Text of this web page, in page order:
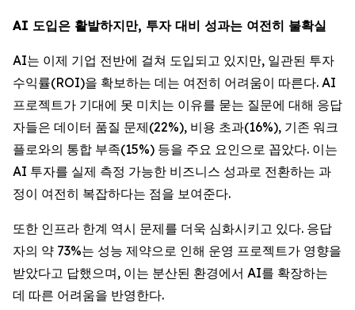
AI 도입은 활발하지만, 투자 대비 성과는 여전히 불확실
AI는 이제 기업 전반에 걸쳐 도입되고 있지만, 일관된 투자
수익률(ROI)을 확보하는 데는 여전히 어려움이 따른다. AI
프로젝트가 기대에 못 미치는 이유를 묻는 질문에 대해 응답
자들은 데이터 품질 문제(22%), 비용 초과(16%), 기존 워크
플로와의 통합 부족(15%) 등을 주요 요인으로 꼽았다. 이는
AI 투자를 실제 측정 가능한 비즈니스 성과로 전환하는 과
정이 여전히 복잡하다는 점을 보여준다.
또한 인프라 한계 역시 문제를 더욱 심화시키고 있다. 응답
자의 약 73%는 성능 제약으로 인해 운영 프로젝트가 영향을
받았다고 답했으며, 이는 분산된 환경에서 AI를 확장하는
데 따른 어려움을 반영한다.